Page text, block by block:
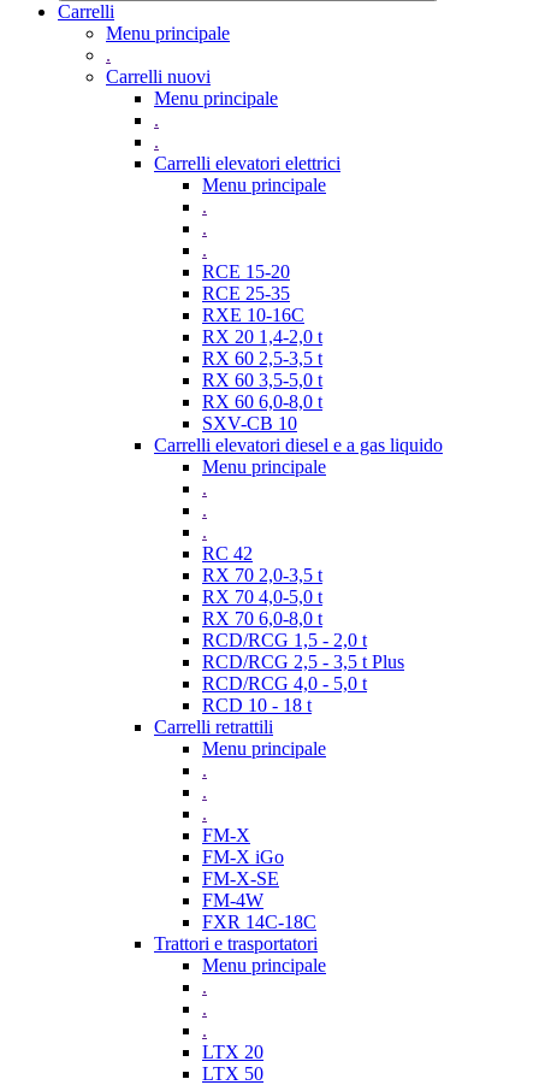
Carrelli
Menu principale
.
Carrelli nuovi
Menu principale
.
.
Carrelli elevatori elettrici
Menu principale
.
.
.
RCE 15-20
RCE 25-35
RXE 10-16C
RX 20 1,4-2,0 t
RX 60 2,5-3,5 t
RX 60 3,5-5,0 t
RX 60 6,0-8,0 t
SXV-CB 10
Carrelli elevatori diesel e a gas liquido
Menu principale
.
.
.
RC 42
RX 70 2,0-3,5 t
RX 70 4,0-5,0 t
RX 70 6,0-8,0 t
RCD/RCG 1,5 - 2,0 t
RCD/RCG 2,5 - 3,5 t Plus
RCD/RCG 4,0 - 5,0 t
RCD 10 - 18 t
Carrelli retrattili
Menu principale
.
.
.
FM-X
FM-X iGo
FM-X-SE
FM-4W
FXR 14C-18C
Trattori e trasportatori
Menu principale
.
.
.
LTX 20
LTX 50